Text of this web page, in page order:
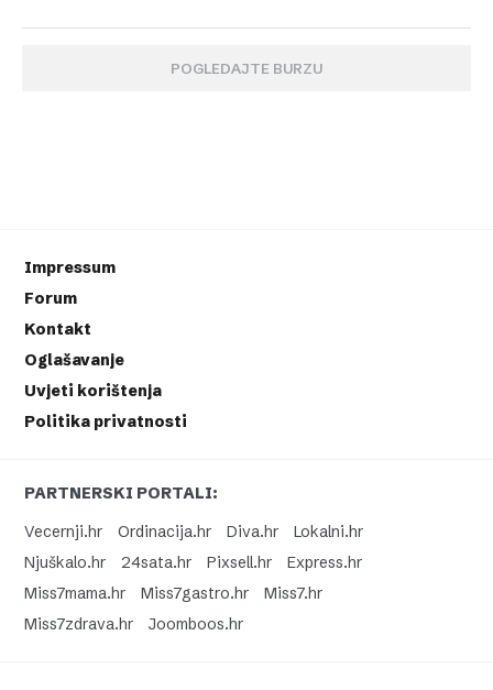
POGLEDAJTE BURZU
Impressum
Forum
Kontakt
Oglašavanje
Uvjeti korištenja
Politika privatnosti
PARTNERSKI PORTALI:
Vecernji.hr
Ordinacija.hr Diva.hr
Lokalni.hr
Njuškalo.hr
24sata.hr Pixsell.hr
Express.hr
Miss7mama.hr
Miss7gastro.hr
Miss7.hr
Miss7zdrava.hr
Joomboos.hr